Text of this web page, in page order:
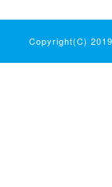
Copyright(C)